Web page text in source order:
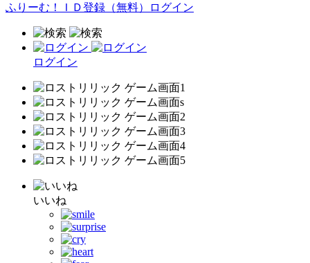
ふりーむ！ＩＤ登録（無料） ログイン
ログイン
いいね